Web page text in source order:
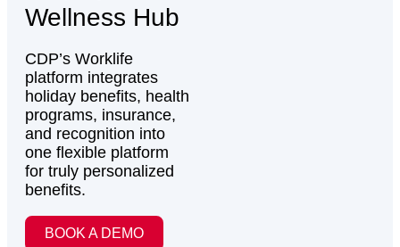
Wellness Hub
CDP’s Worklife
platform integrates
holiday benefits, health
programs, insurance,
and recognition into
one flexible platform
for truly personalized
benefits.
BOOK A DEMO